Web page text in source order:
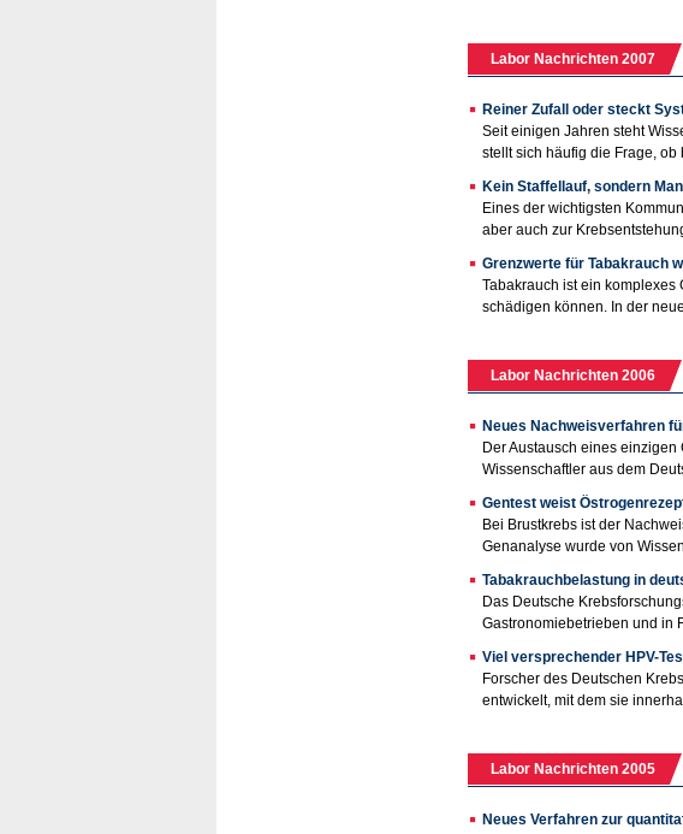
Labor Nachrichten 2007
Reiner Zufall oder steckt
Seit einigen Jahren steht
stellt sich häufig die Frage,
Kein Staffellauf, sondern
Eines der wichtigsten
aber auch zur
Grenzwerte für Tabakrauch
Tabakrauch ist ein
schädigen können. In der
Labor Nachrichten 2006
Neues Nachweisverfahren
Der Austausch eines
Wissenschaftler aus dem
Gentest weist
Bei Brustkrebs ist der
Genanalyse wurde von
Tabakrauchbelastung in
Das Deutsche
Gastronomiebetrieben und in
Viel versprechender HPV-
Forscher des Deutschen
entwickelt, mit dem sie
Labor Nachrichten 2005
Neues Verfahren zur